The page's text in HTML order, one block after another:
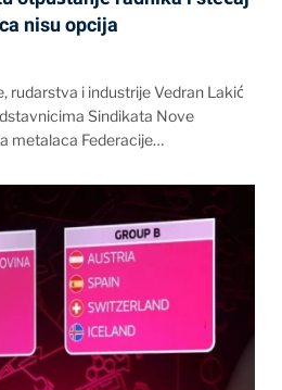
nisu opcija
rudarstva i industrije Vedran Lakić
Sindikata Nove
metalaca Federacije…